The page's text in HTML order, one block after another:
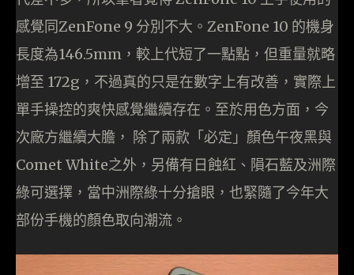
感覺同ZenFone 9 分別不大。ZenFone 10 的機身
長度為146.5mm，較上代短了一點點，但重量就略
增至 172g，不過真的只是在數字上有改善，實際上
單手操控的爽快感覺繼續存在。至於用色方面，今
次廠方繼續大膽， 除了兩款「必定」顏色午夜黑與
Comet White之外，另備有日蝕紅、隕石藍及洲際
綠可選擇，當中洲際綠十分搶眼，也緊隨了今年大
部份手機的顏色取向潮流。